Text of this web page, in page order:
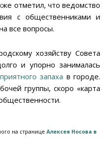
отметил, что ведомство
с общественниками и
все вопросы.
хозяйству Совета
и упорно занималась
запаха в городе.
группы, скоро «карта
на странице Алексея Носова в